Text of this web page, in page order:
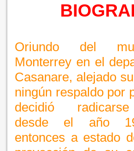
Oriundo del
Monterrey en el
Casanare, alejado
ningún respaldo por
decidió
desde el año
entonces a estado